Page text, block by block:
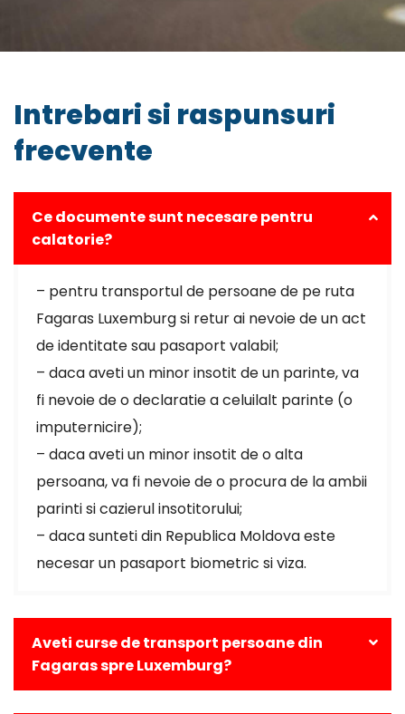
Intrebari si raspunsuri
frecvente
Ce documente sunt necesare pentru
calatorie?
– pentru transportul de persoane de pe ruta
Fagaras Luxemburg si retur ai nevoie de un act
de identitate sau pasaport valabil;
– daca aveti un minor insotit de un parinte, va
fi nevoie de o declaratie a celuilalt parinte (o
imputernicire);
– daca aveti un minor insotit de o alta
persoana, va fi nevoie de o procura de la ambii
parinti si cazierul insotitorului;
– daca sunteti din Republica Moldova este
necesar un pasaport biometric si viza.
Aveti curse de transport persoane din
Fagaras spre Luxemburg?